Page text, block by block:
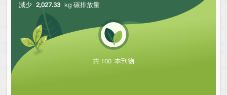
減少 2,027.33 kg 碳排放量
共 100 本刊物